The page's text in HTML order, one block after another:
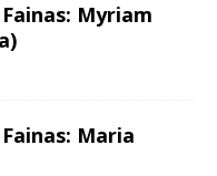
Myriam
Maria